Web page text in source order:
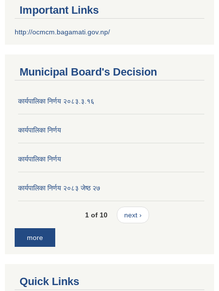
Important Links
http://ocmcm.bagamati.gov.np/
Municipal Board's Decision
कार्यपालिका निर्णय २०८३.३.१६
कार्यपालिका निर्णय
कार्यपालिका निर्णय
कार्यपालिका निर्णय २०८३ जेष्ठ २७
1 of 10 next ›
more
Quick Links